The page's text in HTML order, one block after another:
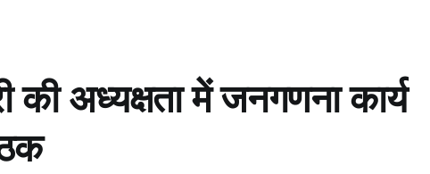
अध्यक्षता में जनगणना कार्य